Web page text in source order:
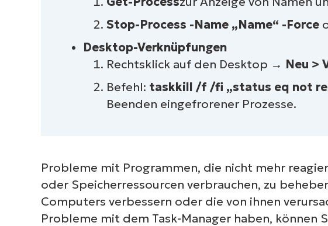
Stop-Process -Name „Name“ -Force
Desktop-Verknüpfungen
Rechtsklick auf den Desktop → Neu >
Befehl: taskkill /f /fi „status eq not
Beenden eingefrorener Prozesse.
Probleme mit Programmen, die nicht mehr
oder Speicherressourcen verbrauchen, zu
Computers verbessern oder die von ihnen
Probleme mit dem Task-Manager haben, können